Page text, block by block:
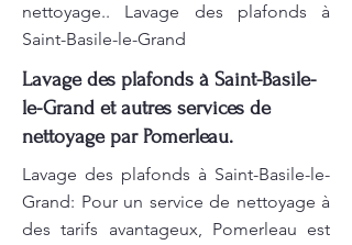
nettoyage.. Lavage des plafonds à
Saint-Basile-le-Grand
Lavage des plafonds à Saint-Basile-
le-Grand et autres services de
nettoyage par Pomerleau.
Lavage des plafonds à Saint-Basile-le-
Grand: Pour un service de nettoyage à
des tarifs avantageux, Pomerleau est